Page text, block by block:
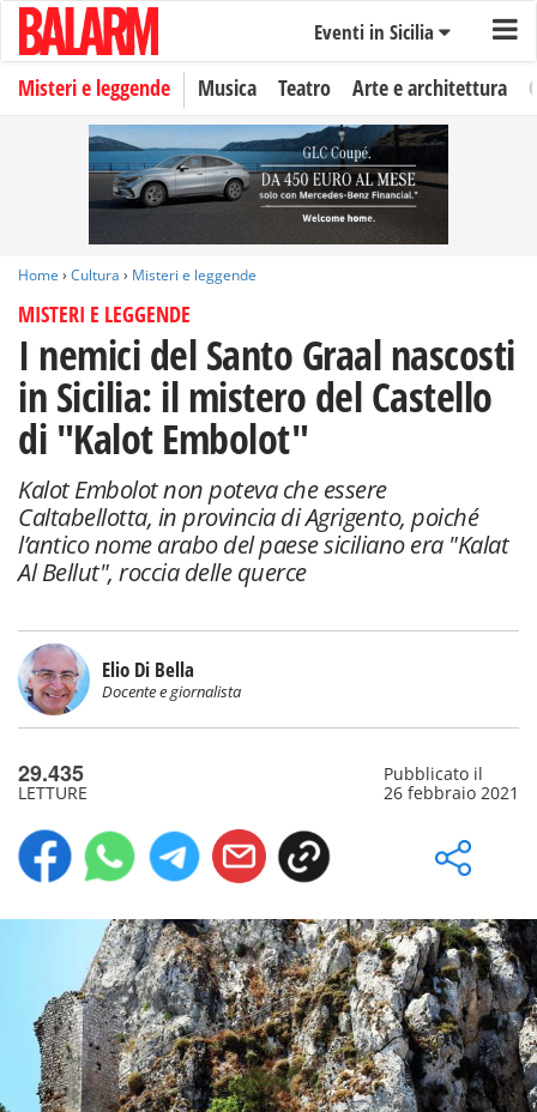
Eventi in Sicilia
Misteri e leggende Musica Teatro Arte e architettura
Home › Cultura › Misteri e leggende
MISTERI E LEGGENDE
I nemici del Santo Graal nascosti
in Sicilia: il mistero del Castello
di "Kalot Embolot"
Kalot Embolot non poteva che essere
Caltabellotta, in provincia di Agrigento, poiché
l’antico nome arabo del paese siciliano era "Kalat
Al Bellut", roccia delle querce
Elio Di Bella
Docente e giornalista
29.435
LETTURE
Pubblicato il
26 febbraio 2021